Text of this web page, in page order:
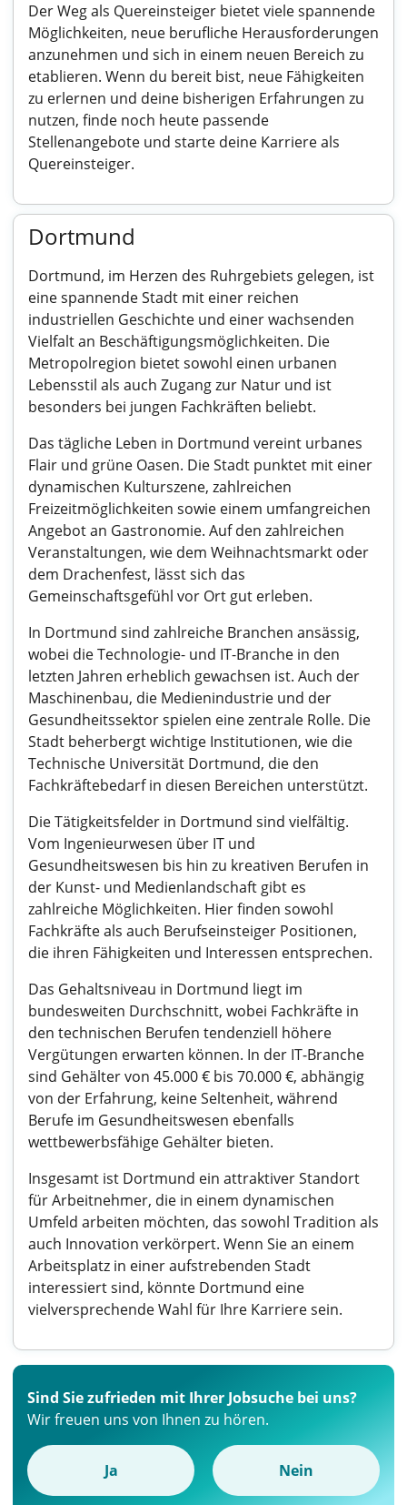
Der Weg als Quereinsteiger bietet viele spannende
Möglichkeiten, neue berufliche Herausforderungen
anzunehmen und sich in einem neuen Bereich zu
etablieren. Wenn du bereit bist, neue Fähigkeiten
zu erlernen und deine bisherigen Erfahrungen zu
nutzen, finde noch heute passende
Stellenangebote und starte deine Karriere als
Quereinsteiger.
Dortmund
Dortmund, im Herzen des Ruhrgebiets gelegen, ist
eine spannende Stadt mit einer reichen
industriellen Geschichte und einer wachsenden
Vielfalt an Beschäftigungsmöglichkeiten. Die
Metropolregion bietet sowohl einen urbanen
Lebensstil als auch Zugang zur Natur und ist
besonders bei jungen Fachkräften beliebt.
Das tägliche Leben in Dortmund vereint urbanes
Flair und grüne Oasen. Die Stadt punktet mit einer
dynamischen Kulturszene, zahlreichen
Freizeitmöglichkeiten sowie einem umfangreichen
Angebot an Gastronomie. Auf den zahlreichen
Veranstaltungen, wie dem Weihnachtsmarkt oder
dem Drachenfest, lässt sich das
Gemeinschaftsgefühl vor Ort gut erleben.
In Dortmund sind zahlreiche Branchen ansässig,
wobei die Technologie- und IT-Branche in den
letzten Jahren erheblich gewachsen ist. Auch der
Maschinenbau, die Medienindustrie und der
Gesundheitssektor spielen eine zentrale Rolle. Die
Stadt beherbergt wichtige Institutionen, wie die
Technische Universität Dortmund, die den
Fachkräftebedarf in diesen Bereichen unterstützt.
Die Tätigkeitsfelder in Dortmund sind vielfältig.
Vom Ingenieurwesen über IT und
Gesundheitswesen bis hin zu kreativen Berufen in
der Kunst- und Medienlandschaft gibt es
zahlreiche Möglichkeiten. Hier finden sowohl
Fachkräfte als auch Berufseinsteiger Positionen,
die ihren Fähigkeiten und Interessen entsprechen.
Das Gehaltsniveau in Dortmund liegt im
bundesweiten Durchschnitt, wobei Fachkräfte in
den technischen Berufen tendenziell höhere
Vergütungen erwarten können. In der IT-Branche
sind Gehälter von 45.000 € bis 70.000 €, abhängig
von der Erfahrung, keine Seltenheit, während
Berufe im Gesundheitswesen ebenfalls
wettbewerbsfähige Gehälter bieten.
Insgesamt ist Dortmund ein attraktiver Standort
für Arbeitnehmer, die in einem dynamischen
Umfeld arbeiten möchten, das sowohl Tradition als
auch Innovation verkörpert. Wenn Sie an einem
Arbeitsplatz in einer aufstrebenden Stadt
interessiert sind, könnte Dortmund eine
vielversprechende Wahl für Ihre Karriere sein.
Sind Sie zufrieden mit Ihrer Jobsuche bei uns?
Wir freuen uns von Ihnen zu hören.
Ja Nein